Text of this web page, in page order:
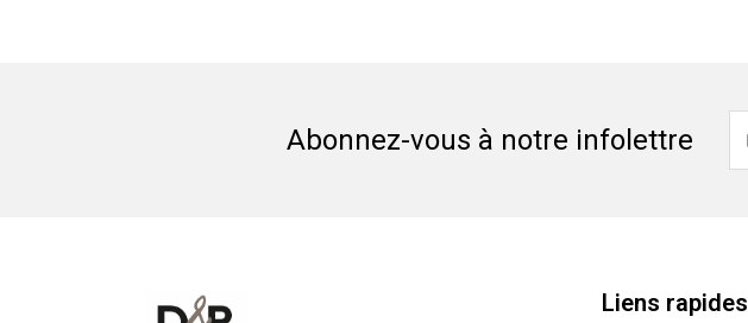
Abonnez-vous à notre infolettre
Liens rapides